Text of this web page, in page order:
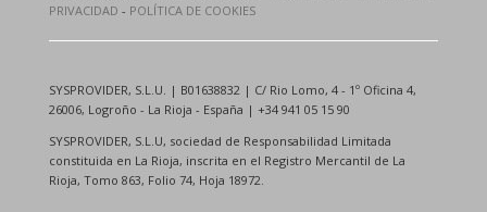
PRIVACIDAD - POLÍTICA DE COOKIES
SYSPROVIDER, S.L.U. | B01638832 | C/ Rio Lomo, 4 - 1º Oficina 4,
26006, Logroño - La Rioja - España | +34 941 05 15 90
SYSPROVIDER, S.L.U, sociedad de Responsabilidad Limitada
constituida en La Rioja, inscrita en el Registro Mercantil de La
Rioja, Tomo 863, Folio 74, Hoja 18972.